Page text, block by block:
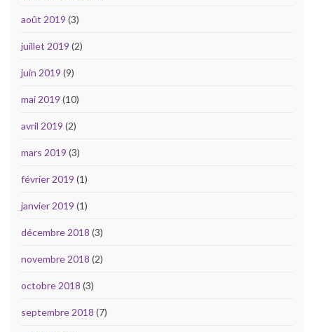
août 2019 (3)
juillet 2019 (2)
juin 2019 (9)
mai 2019 (10)
avril 2019 (2)
mars 2019 (3)
février 2019 (1)
janvier 2019 (1)
décembre 2018 (3)
novembre 2018 (2)
octobre 2018 (3)
septembre 2018 (7)